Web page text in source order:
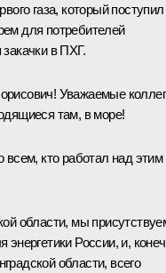
газа, который поступил
для потребителей
в ПХГ.
Уважаемые
там, в море!
всем, кто работал над этим
области, мы
России, и,
области, всего